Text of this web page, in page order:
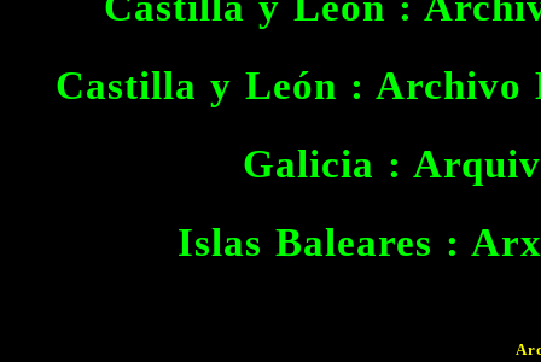
Castilla y León : Archivo
Galicia :
Islas Baleares :